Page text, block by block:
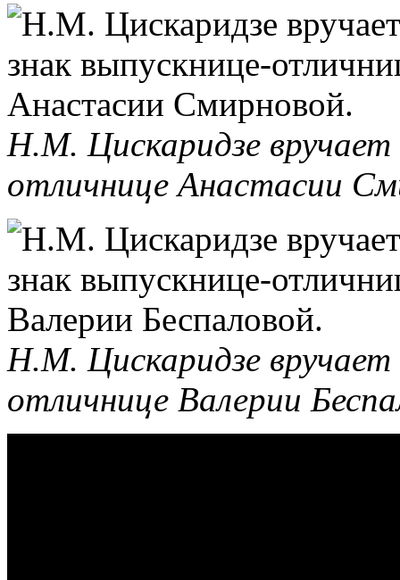
Н.М. Цискаридзе
отличнице Анастасии
Н.М. Цискаридзе
отличнице Валерии